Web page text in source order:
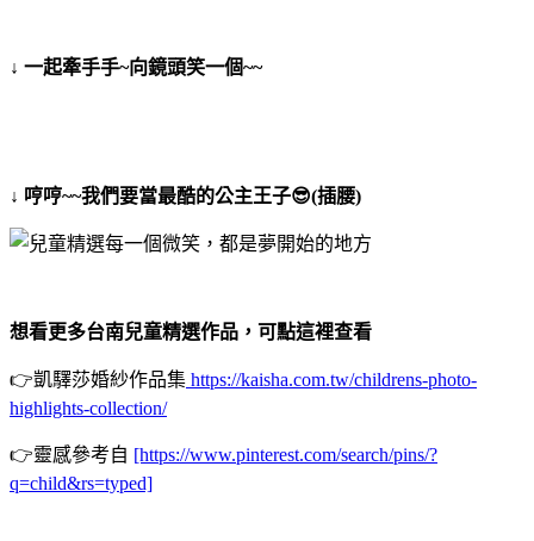
↓ 一起牽手手~向鏡頭笑一個~~
↓ 哼哼~~我們要當最酷的公主王子😎(插腰)
想看更多台南兒童精選作品，可點這裡查看
👉凱驛莎婚紗作品集 https://kaisha.com.tw/childrens-photo-
highlights-collection/
👉靈感參考自 [https://www.pinterest.com/search/pins/?
q=child&rs=typed]